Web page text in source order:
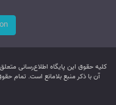
کليه حقوق اين پایگاه اطلاع‌رسانی
آن با ذکر منبع بلامانع است. تمام